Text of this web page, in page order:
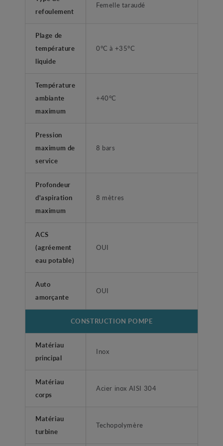
refoulement
Femelle taraudé
Plage de
température
liquide
0°C à +35°C
Température
ambiante
maximum
+40°C
Pression
maximum de
service
8 bars
Profondeur
d'aspiration
maximum
8 mètres
ACS
(agréement
eau potable)
OUI
Auto
amorçante
OUI
CONSTRUCTION POMPE
Matériau
principal
Inox
Matériau
corps
Acier inox AISI 304
Matériau
turbine
Techopolymère